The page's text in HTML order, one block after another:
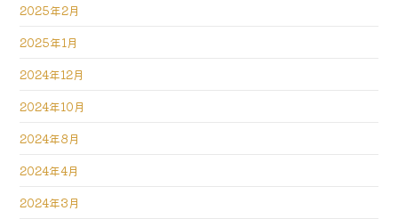
2025年2月
2025年1月
2024年12月
2024年10月
2024年8月
2024年4月
2024年3月